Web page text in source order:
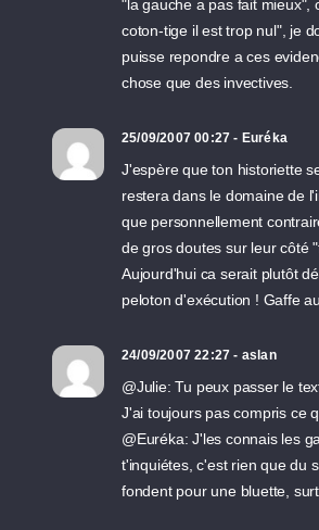
"la gauche a pas fait mieux",
coton-tige il est trop nul", je
puisse repondre a ces
chose que des invectives.
25/09/2007 00:27 - Euréka
J'espère que ton historiette
restera dans le domaine de
que personnellement
de gros doutes sur leur côté
Aujourd'hui ca serait plutôt
peloton d'exécution ! Gaffe
24/09/2007 22:27 - aslan
@Julie: Tu peux passer le
J'ai toujours pas compris ce
@Euréka: J'les connais les
t'inquiétes, c'est rien que du
fondent pour une bluette,